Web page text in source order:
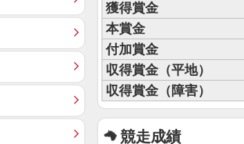
獲得賞金
本賞金
付加賞金
収得賞金（平地）
収得賞金（障害）
競走成績